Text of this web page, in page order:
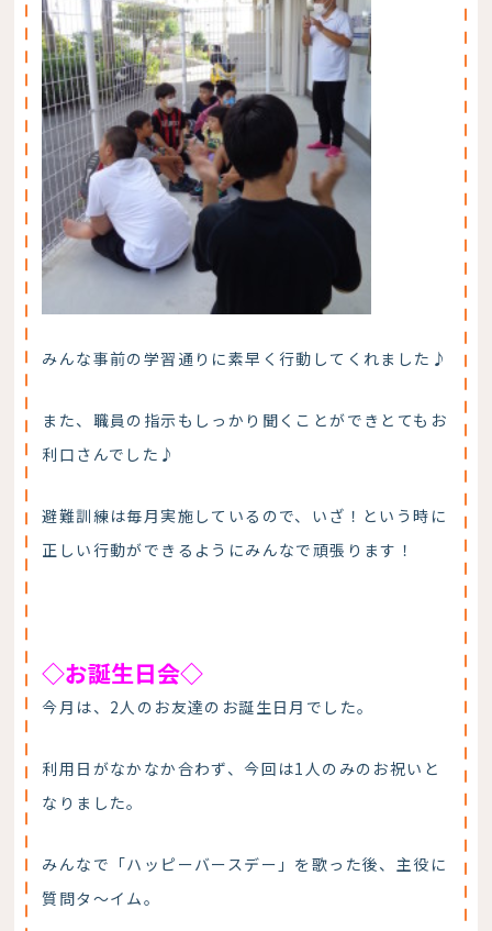
みんな事前の学習通りに素早く行動してくれました♪
また、職員の指示もしっかり聞くことができとてもお
利口さんでした♪
避難訓練は毎月実施しているので、いざ！という時に
正しい行動ができるようにみんなで頑張ります！
◇お誕生日会◇
今月は、2人のお友達のお誕生日月でした。
利用日がなかなか合わず、今回は1人のみのお祝いと
なりました。
みんなで「ハッピーバースデー」を歌った後、主役に
質問タ～イム。